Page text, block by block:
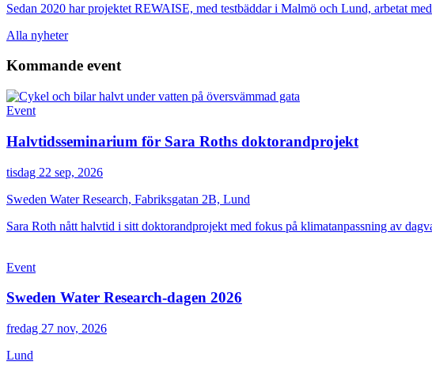
Sedan 2020 har projektet REWAISE, med testbäddar i Malmö och Lund, arbetat
Alla nyheter
Kommande event
Event
Halvtidsseminarium för Sara Roths doktorandprojekt
tisdag 22 sep, 2026
Sweden Water Research, Fabriksgatan 2B, Lund
Sara Roth nått halvtid i sitt doktorandprojekt med fokus på klimatanpassning av
Event
Sweden Water Research-dagen 2026
fredag 27 nov, 2026
Lund